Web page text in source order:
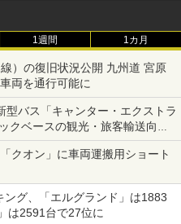
1週間 1カ月
）の復旧状況公開 九州道 宮原
両を通行可能に
バス「キャンター・エクストラ
クベースの観光・旅客輸送向け
クオン」に車両運搬用ショート
グ、「エルグランド」は1883
は2591台で27位に